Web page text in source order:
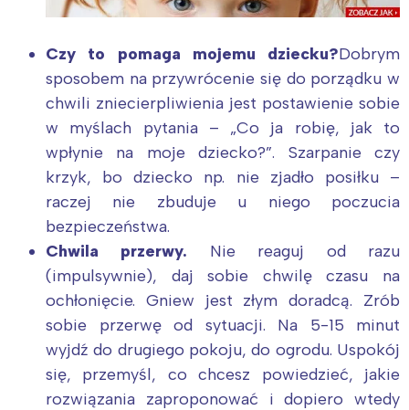
Czy to pomaga mojemu dziecku?Dobrym
sposobem na przywrócenie się do porządku w
chwili zniecierpliwienia jest postawienie sobie
w myślach pytania – „Co ja robię, jak to
wpłynie na moje dziecko?”. Szarpanie czy
krzyk, bo dziecko np. nie zjadło posiłku –
raczej nie zbuduje u niego poczucia
bezpieczeństwa.
Chwila przerwy. Nie reaguj od razu
(impulsywnie), daj sobie chwilę czasu na
ochłonięcie. Gniew jest złym doradcą. Zrób
sobie przerwę od sytuacji. Na 5-15 minut
wyjdź do drugiego pokoju, do ogrodu. Uspokój
się, przemyśl, co chcesz powiedzieć, jakie
rozwiązania zaproponować i dopiero wtedy